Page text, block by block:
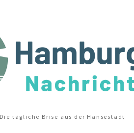
Die tägliche Brise aus der Hansestadt